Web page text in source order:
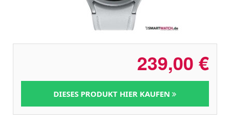
239,00 €
DIESES PRODUKT HIER KAUFEN